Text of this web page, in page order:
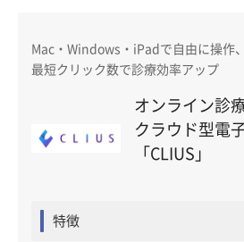
Mac・Windows・iPadで自由に操作
最短クリック数で診療効率アップ
オンライン診
クラウド型電
「CLIUS」
特徴